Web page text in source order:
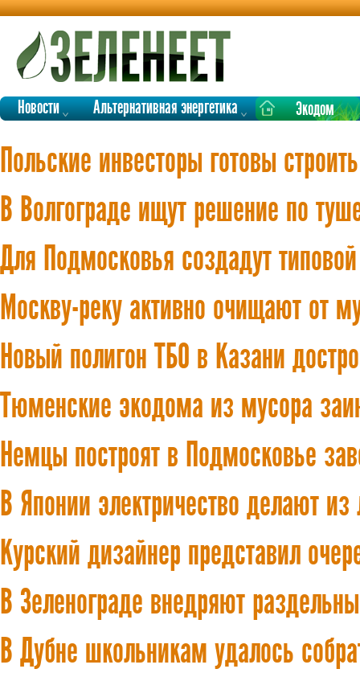
Новости Альтернативная энергетика Экодом
Польские инвесторы готовы
В Волгограде ищут решение по
Для Подмосковья создадут
Москву-реку активно очищают от
Новый полигон ТБО в Казани
Тюменские экодома из мусора
Немцы построят в Подмосковье
В Японии электричество делают
Курский дизайнер представил
В Зеленограде внедряют
В Дубне школьникам удалось